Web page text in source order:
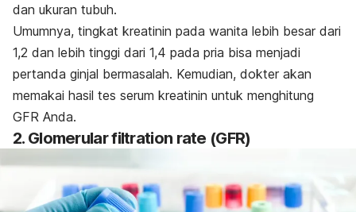
dan ukuran tubuh.
Umumnya, tingkat kreatinin pada wanita lebih besar dari
1,2 dan lebih tinggi dari 1,4 pada pria bisa menjadi
pertanda ginjal bermasalah. Kemudian, dokter akan
memakai hasil tes serum kreatinin untuk menghitung
GFR Anda.
2. Glomerular filtration rate (GFR)